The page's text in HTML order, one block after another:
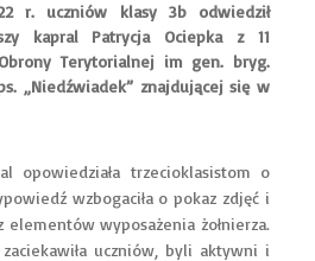
r. uczniów klasy 3b odwiedził
kapral Patrycja Ociepka z 11
Terytorialnej im gen. bryg.
„Niedźwiadek” znajdującej się w
opowiedziała trzecioklasistom o
wzbogaciła o pokaz zdjęć i
wyposażenia żołnierza.
zaciekawiła uczniów, byli aktywni i